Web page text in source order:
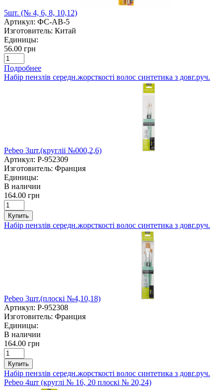
5шт. (№ 4, 6, 8, 10,12)
Артикул: ФС-AB-5
Изготовитель: Китай
Единицы:
56.00 грн
Подробнее
Набір пензлів середн.жорсткості волос синтетика з довг.руч.
Pebeo 3шт.(кругліі №000,2,6)
Артикул: P-952309
Изготовитель: Франция
Единицы:
В наличии
164.00 грн
Купить
Набір пензлів середн.жорсткості волос синтетика з довг.руч.
Pebeo 3шт.(плоскі №4,10,18)
Артикул: P-952308
Изготовитель: Франция
Единицы:
В наличии
164.00 грн
Купить
Набір пензлів середн.жорсткості волос синтетика з довг.руч.
Pebeo 4шт (круглі № 16, 20 плоскі № 20,24)